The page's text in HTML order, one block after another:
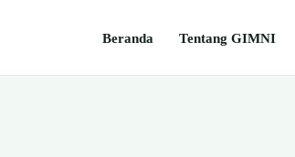
Beranda Tentang GIMNI